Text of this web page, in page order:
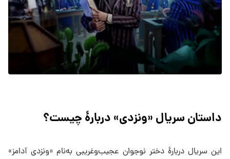
داستان سریال «ونزدی» دربارهٔ چیست؟
این سریال دربارهٔ دختر نوجوان عجیب‌وغریبی به‌نام «ونزدی آدامز»